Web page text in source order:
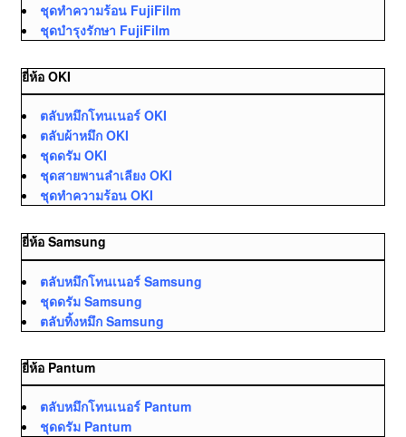
ชุดทำความร้อน FujiFilm
ชุดบำรุงรักษา FujiFilm
ยี่ห้อ OKI
ตลับหมึกโทนเนอร์ OKI
ตลับผ้าหมึก OKI
ชุดดรัม OKI
ชุดสายพานลำเลียง OKI
ชุดทำความร้อน OKI
ยี่ห้อ Samsung
ตลับหมึกโทนเนอร์ Samsung
ชุดดรัม Samsung
ตลับทิ้งหมึก Samsung
ยี่ห้อ Pantum
ตลับหมึกโทนเนอร์ Pantum
ชุดดรัม Pantum